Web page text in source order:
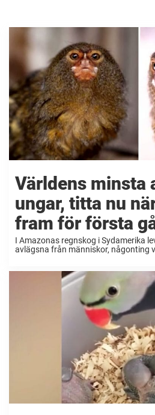
Världens minsta
ungar, titta nu
fram för första
I Amazonas regnskog i Sydamerika
avlägsna från människor, någonting